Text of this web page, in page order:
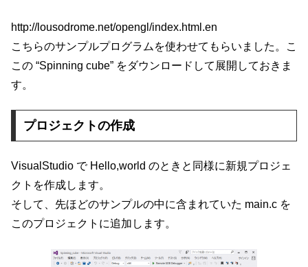
http://lousodrome.net/opengl/index.html.en
こちらのサンプルプログラムを使わせてもらいました。こ
この “Spinning cube” をダウンロードして展開しておきま
す。
プロジェクトの作成
VisualStudio で Hello,world のときと同様に新規プロジェ
クトを作成します。
そして、先ほどのサンプルの中に含まれていた main.c を
このプロジェクトに追加します。